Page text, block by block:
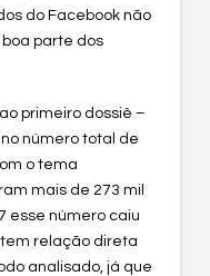
do Facebook não
parte dos
primeiro dossiê –
número total de
o tema
mais de 273 mil
esse número caiu
relação direta
analisado, já que